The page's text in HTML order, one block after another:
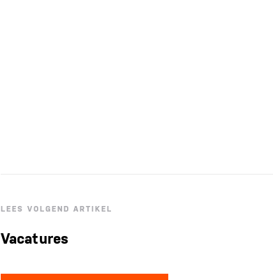
LEES VOLGEND ARTIKEL
Vacatures